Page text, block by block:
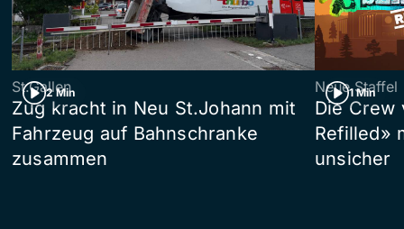
2 Min
St.Gallen
Zug kracht in Neu St.Johann mit
Fahrzeug auf Bahnschranke
zusammen
1 Min
Neue Staffel
Die Crew
Refilled»
unsicher